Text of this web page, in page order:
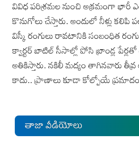
వివిధ పరిశ్రమల నుంచి అక్రమంగా భారీ
కొనుగోలు చేస్తారు. అందులో నీళ్లు కలిపి
విస్కీ రంగులు రావటానికి సంబంధిత
క్వార్టర్ బాటిల్ సీసాల్లో పోసి బ్రాండ్ల పేర్లతో
అతికిస్తారు. నకిలీ మద్యం తాగినవారు
కాదు.. ప్రాణాలు కూడా కోల్పోయే
తాజా వీడియోలు